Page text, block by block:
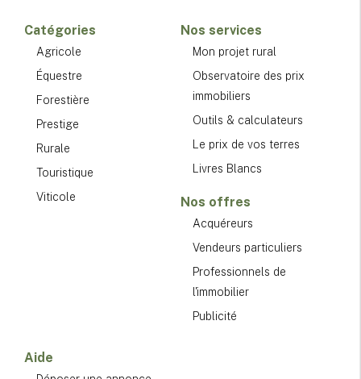
Catégories
Agricole
Équestre
Forestière
Prestige
Rurale
Touristique
Viticole
Nos services
Mon projet rural
Observatoire des prix
immobiliers
Outils & calculateurs
Le prix de vos terres
Livres Blancs
Nos offres
Acquéreurs
Vendeurs particuliers
Professionnels de
l'immobilier
Publicité
Aide